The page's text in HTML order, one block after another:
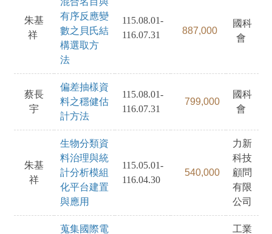
朱基
祥
有序反應變
數之貝氏結
構選取方
法
115.08.01-
116.07.31
887,000
國科
會
蔡長
宇
偏差抽樣資
料之穩健估
計方法
115.08.01-
116.07.31
799,000
國科
會
朱基
祥
生物分類資
料治理與統
計分析模組
化平台建置
與應用
115.05.01-
116.04.30
540,000
力新
科技
顧問
有限
公司
蒐集國際電
工業